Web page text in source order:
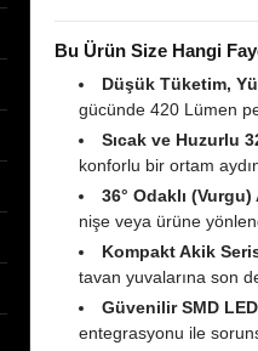
Bu Ürün Size Hangi
Düşük Tüketim,
gücünde 420 Lümen
Sıcak ve Huzurlu
konforlu bir ortam
36° Odaklı (Vurgu)
nişe veya ürüne
Kompakt Akik
tavan yuvalarına son
Güvenilir SMD
entegrasyonu ile